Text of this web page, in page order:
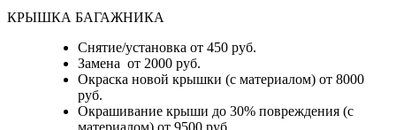
КРЫШКА БАГАЖНИКА
Снятие/установка от 450 руб.
Замена от 2000 руб.
Окраска новой крышки (с материалом) от 8000
руб.
Окрашивание крыши до 30% повреждения (с
материалом) от 9500 руб.